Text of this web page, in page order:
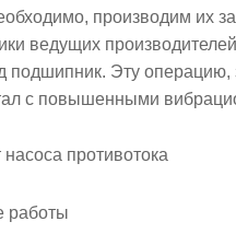
производим их
ведущих
подшипник. Эту операцию,
с повышенными
работы